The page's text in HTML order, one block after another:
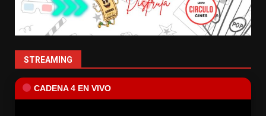
STREAMING
CADENA 4 EN VIVO